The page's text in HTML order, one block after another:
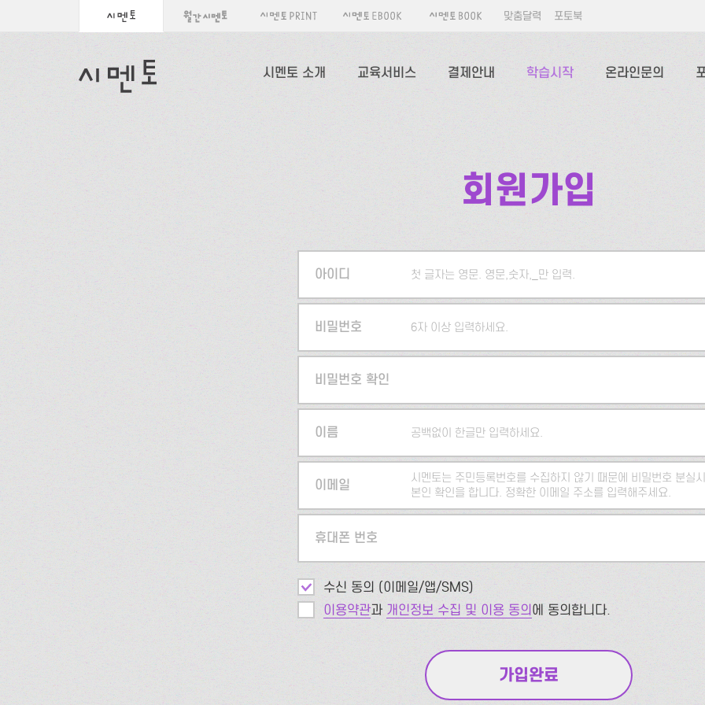
맞춤달력 포토북
시멘토 소개 교육서비스 결제안내 학습시작 온라인문의
회원가입
아이디 첫 글자는 영문. 영문,숫자,_만 입력.
5자 이상 입력하세요.
비밀번호 6자 이상 입력하세요.
비밀번호 확인
이름 공백없이 한글만 입력하세요.
이메일
시멘토는 주민등록번호를 수집하지 않기 때문에 비밀번호 분실
본인 확인을 합니다. 정확한 이메일 주소를 입력해주세요.
휴대폰 번호
수신 동의 (이메일/앱/SMS)
이용약관과 개인정보 수집 및 이용 동의에 동의합니다.